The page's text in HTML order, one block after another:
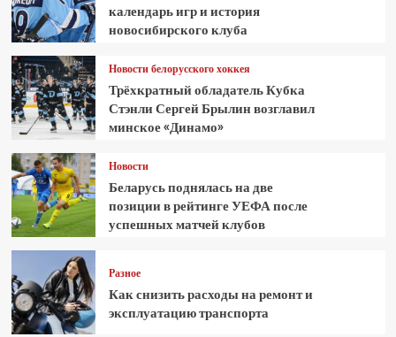
календарь игр и история
новосибирского клуба
Новости белорусского хоккея
Трёхкратный обладатель Кубка
Стэнли Сергей Брылин возглавил
минское «Динамо»
Новости
Беларусь поднялась на две
позиции в рейтинге УЕФА после
успешных матчей клубов
Разное
Как снизить расходы на ремонт и
эксплуатацию транспорта